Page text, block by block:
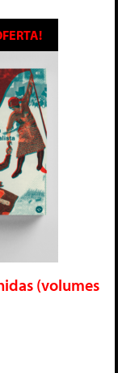
(volumes